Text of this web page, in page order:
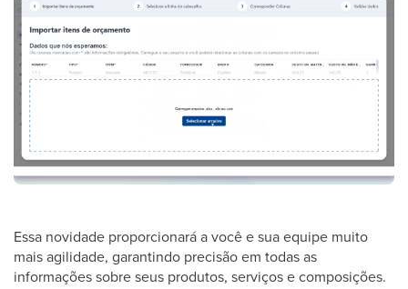
Essa novidade proporcionará a você e sua equipe muito
mais agilidade, garantindo precisão em todas as
informações sobre seus produtos, serviços e composições.